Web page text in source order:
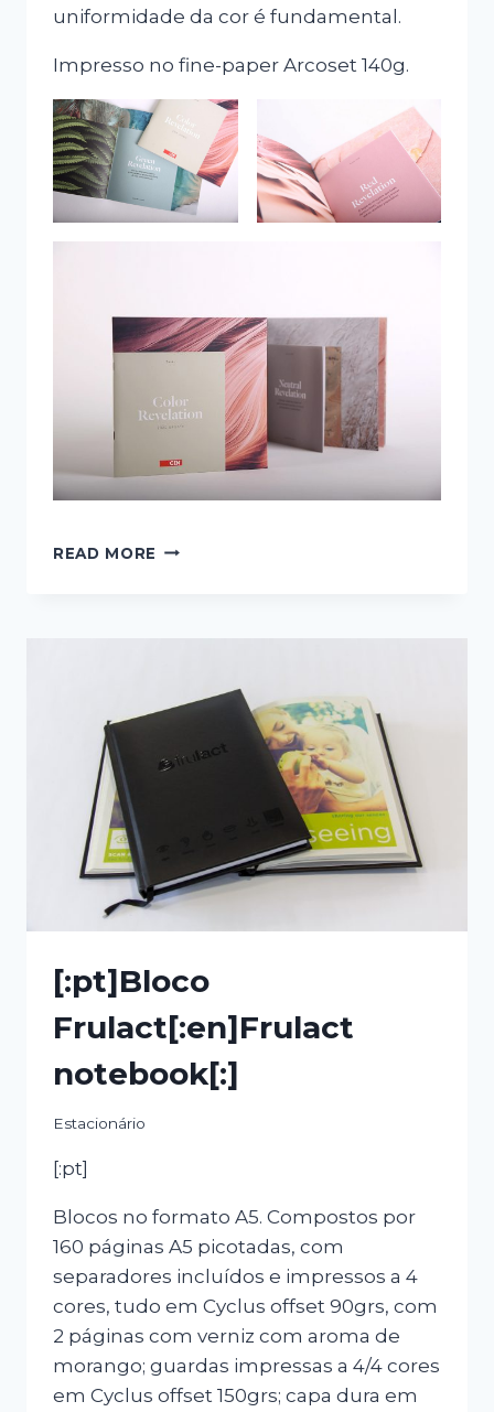
uniformidade da cor é fundamental.
Impresso no fine-paper Arcoset 140g.
READ MORE CATÁLOGO
[:pt]Bloco
Frulact[:en]Frulact
notebook[:]
Estacionário
[:pt]
Blocos no formato A5. Compostos por
160 páginas A5 picotadas, com
separadores incluídos e impressos a 4
cores, tudo em Cyclus offset 90grs, com
2 páginas com verniz com aroma de
morango; guardas impressas a 4/4 cores
em Cyclus offset 150grs; capa dura em